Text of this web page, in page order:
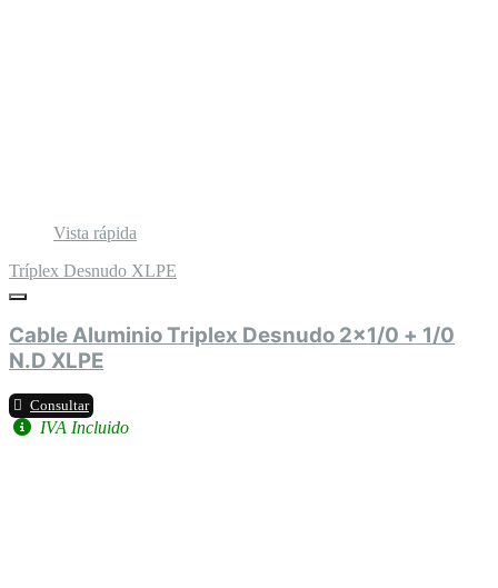
Vista rápida
Tríplex Desnudo XLPE
Cable Aluminio Triplex Desnudo 2x1/0 + 1/0
N.D XLPE
Consultar
IVA Incluido